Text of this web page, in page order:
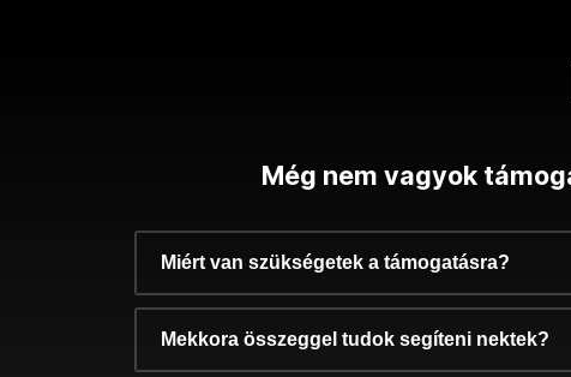
Még nem vagyok
Miért van szükségetek a támogatásra?
Mekkora összeggel tudok segíteni nektek?